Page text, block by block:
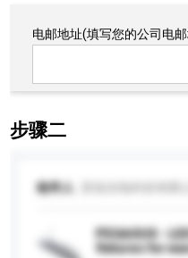
电邮地址(填写您的公司电
步骤二
收件人
PEGASUS -
fixtures for